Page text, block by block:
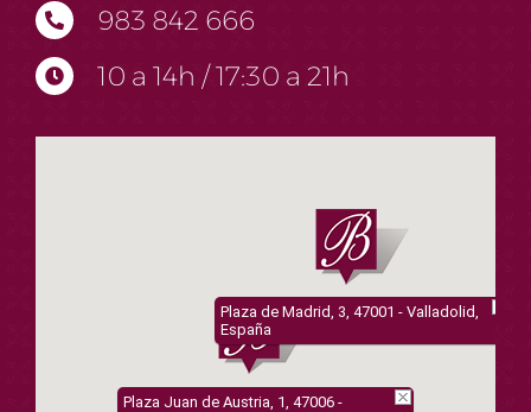
983 842 666
10 a 14h / 17:30 a 21h
Plaza Juan de Austria, 1, 47006 -
Plaza de Madrid, 3, 47001 - Valladolid,
España